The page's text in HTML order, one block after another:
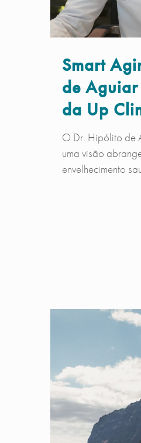
Smart
de
da Up
O Dr. Hipólito de
uma visão
envelhecimento